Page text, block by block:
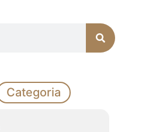
Categoria